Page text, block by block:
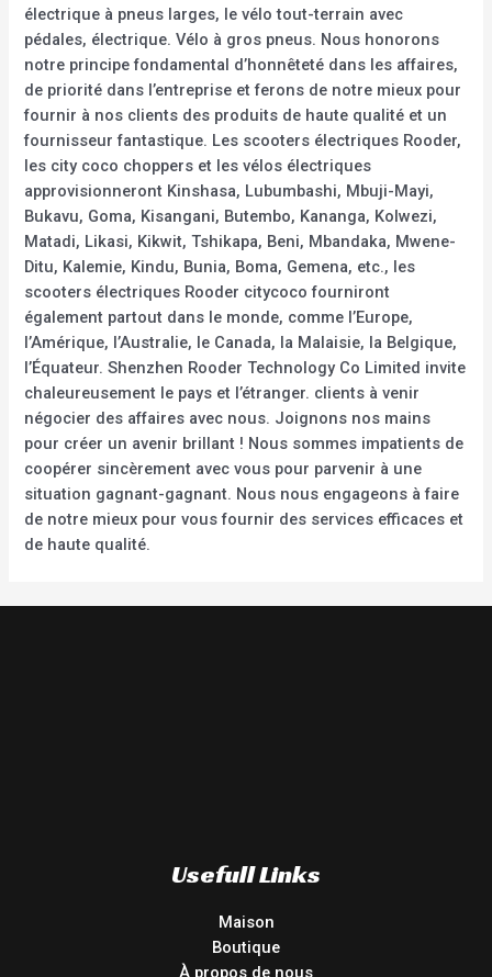
électrique à pneus larges, le vélo tout-terrain avec
pédales, électrique. Vélo à gros pneus. Nous honorons
notre principe fondamental d’honnêteté dans les affaires,
de priorité dans l’entreprise et ferons de notre mieux pour
fournir à nos clients des produits de haute qualité et un
fournisseur fantastique. Les scooters électriques Rooder,
les city coco choppers et les vélos électriques
approvisionneront Kinshasa, Lubumbashi, Mbuji-Mayi,
Bukavu, Goma, Kisangani, Butembo, Kananga, Kolwezi,
Matadi, Likasi, Kikwit, Tshikapa, Beni, Mbandaka, Mwene-
Ditu, Kalemie, Kindu, Bunia, Boma, Gemena, etc., les
scooters électriques Rooder citycoco fourniront
également partout dans le monde, comme l’Europe,
l’Amérique, l’Australie, le Canada, la Malaisie, la Belgique,
l’Équateur. Shenzhen Rooder Technology Co Limited invite
chaleureusement le pays et l’étranger. clients à venir
négocier des affaires avec nous. Joignons nos mains
pour créer un avenir brillant ! Nous sommes impatients de
coopérer sincèrement avec vous pour parvenir à une
situation gagnant-gagnant. Nous nous engageons à faire
de notre mieux pour vous fournir des services efficaces et
de haute qualité.
Usefull Links
Maison
Boutique
À propos de nous